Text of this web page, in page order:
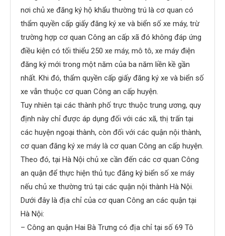
nơi chủ xe đăng ký hộ khẩu thường trú là cơ quan có
thẩm quyền cấp giấy đăng ký xe và biển số xe máy, trừ
trường hợp cơ quan Công an cấp xã đó không đáp ứng
điều kiện có tối thiểu 250 xe máy, mô tô, xe máy điện
đăng ký mới trong một năm của ba năm liền kề gần
nhất. Khi đó, thẩm quyền cấp giấy đăng ký xe và biển số
xe vẫn thuộc cơ quan Công an cấp huyện.
Tuy nhiên tại các thành phố trực thuộc trung ương, quy
định này chỉ được áp dụng đối với các xã, thị trấn tại
các huyện ngoại thành, còn đối với các quận nội thành,
cơ quan đăng ký xe máy là cơ quan Công an cấp huyện.
Theo đó, tại Hà Nội chủ xe cần đến các cơ quan Công
an quận để thực hiện thủ tục đăng ký biển số xe máy
nếu chủ xe thường trú tại các quận nội thành Hà Nội.
Dưới đây là địa chỉ của cơ quan Công an các quận tại
Hà Nội:
– Công an quận Hai Bà Trưng có địa chỉ tại số 69 Tô